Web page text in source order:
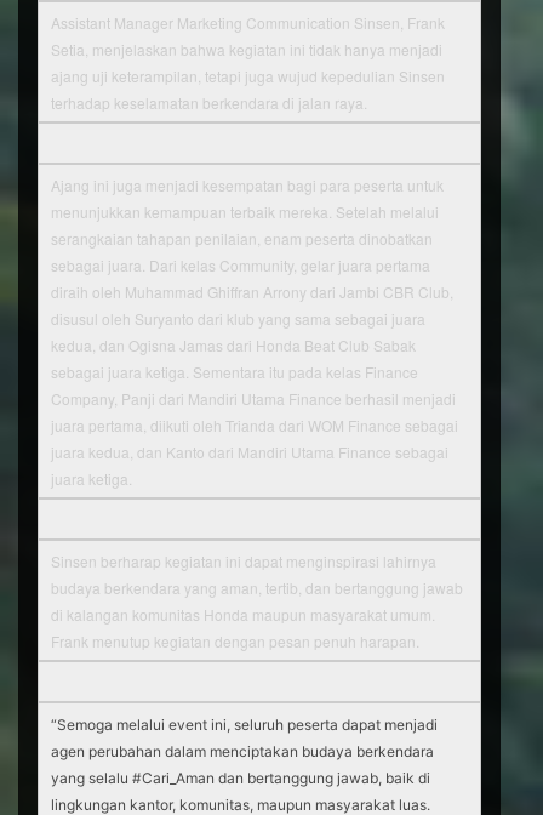
Assistant Manager Marketing Communication Sinsen, Frank
Setia, menjelaskan bahwa kegiatan ini tidak hanya menjadi
ajang uji keterampilan, tetapi juga wujud kepedulian Sinsen
terhadap keselamatan berkendara di jalan raya.
Ajang ini juga menjadi kesempatan bagi para peserta untuk
menunjukkan kemampuan terbaik mereka. Setelah melalui
serangkaian tahapan penilaian, enam peserta dinobatkan
sebagai juara. Dari kelas Community, gelar juara pertama
diraih oleh Muhammad Ghiffran Arrony dari Jambi CBR Club,
disusul oleh Suryanto dari klub yang sama sebagai juara
kedua, dan Ogisna Jamas dari Honda Beat Club Sabak
sebagai juara ketiga. Sementara itu pada kelas Finance
Company, Panji dari Mandiri Utama Finance berhasil menjadi
juara pertama, diikuti oleh Trianda dari WOM Finance sebagai
juara kedua, dan Kanto dari Mandiri Utama Finance sebagai
juara ketiga.
Sinsen berharap kegiatan ini dapat menginspirasi lahirnya
budaya berkendara yang aman, tertib, dan bertanggung jawab
di kalangan komunitas Honda maupun masyarakat umum.
Frank menutup kegiatan dengan pesan penuh harapan.
“Semoga melalui event ini, seluruh peserta dapat menjadi
agen perubahan dalam menciptakan budaya berkendara
yang selalu #Cari_Aman dan bertanggung jawab, baik di
lingkungan kantor, komunitas, maupun masyarakat luas.